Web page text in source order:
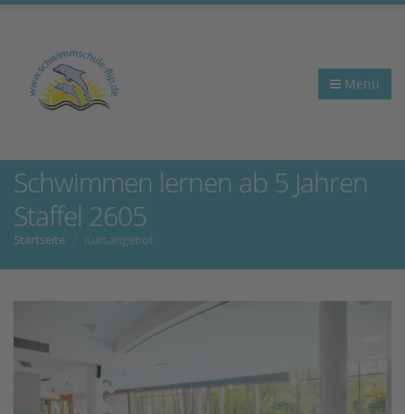
Menü
Schwimmen lernen ab 5 Jahren
Staffel 2605
Startseite Kursangebot